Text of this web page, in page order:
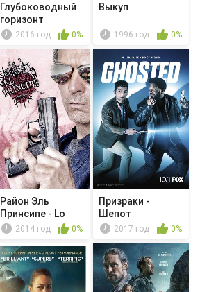
Глубоководный
горизонт
2016 год 0%
Выкуп
1996 год 0%
Район Эль
Принсипе - Lo
urgente y lo ...
2014 год 0%
Призраки -
Шепот
2017 год 0%